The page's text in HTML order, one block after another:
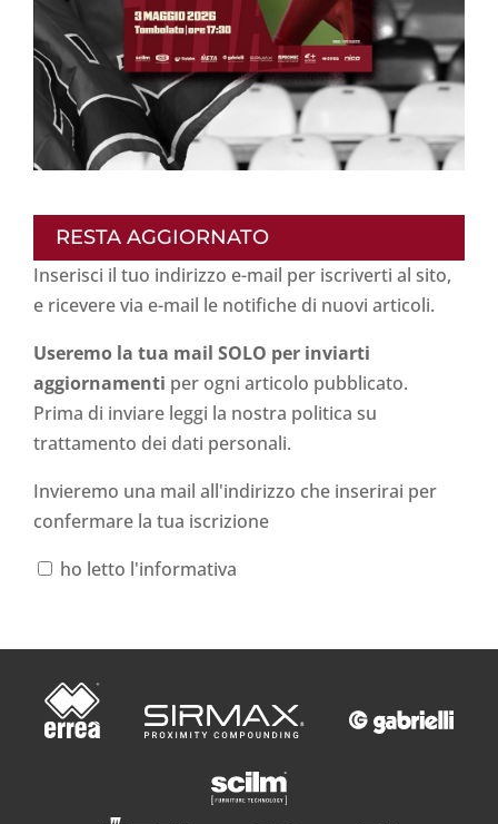
RESTA AGGIORNATO
Inserisci il tuo indirizzo e-mail per iscriverti al sito,
e ricevere via e-mail le notifiche di nuovi articoli.
Useremo la tua mail SOLO per inviarti
aggiornamenti per ogni articolo pubblicato.
Prima di inviare leggi la nostra politica su
trattamento dei dati personali.
Invieremo una mail all'indirizzo che inserirai per
confermare la tua iscrizione
ho letto l'informativa